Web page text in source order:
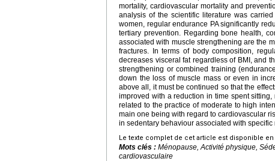
mortality, cardiovascular mortality and
analysis of the scientific literature was
women, regular endurance PA significantly
tertiary prevention. Regarding bone health,
associated with muscle strengthening are the
fractures. In terms of body composition,
decreases visceral fat regardless of BMI, and
strengthening or combined training (endurance
down the loss of muscle mass or even in
above all, it must be continued so that the
improved with a reduction in time spent
related to the practice of moderate to high
main one being with regard to cardiovascular
in sedentary behaviour associated with
Le texte complet de cet article est disponible en
Mots clés : Ménopause, Activité physique,
cardiovasculaire